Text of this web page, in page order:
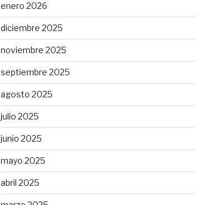
enero 2026
diciembre 2025
noviembre 2025
septiembre 2025
agosto 2025
julio 2025
junio 2025
mayo 2025
abril 2025